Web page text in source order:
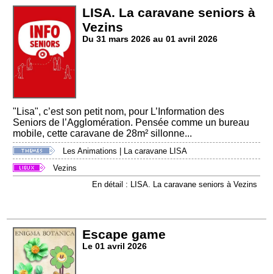
LISA. La caravane seniors à
Vezins
Du 31 mars 2026 au 01 avril 2026
"Lisa", c’est son petit nom, pour L’Information des
Seniors de l’Agglomération. Pensée comme un bureau
mobile, cette caravane de 28m² sillonne...
Les Animations
La caravane LISA
Vezins
En détail : LISA. La caravane seniors à Vezins
Escape game
Le 01 avril 2026